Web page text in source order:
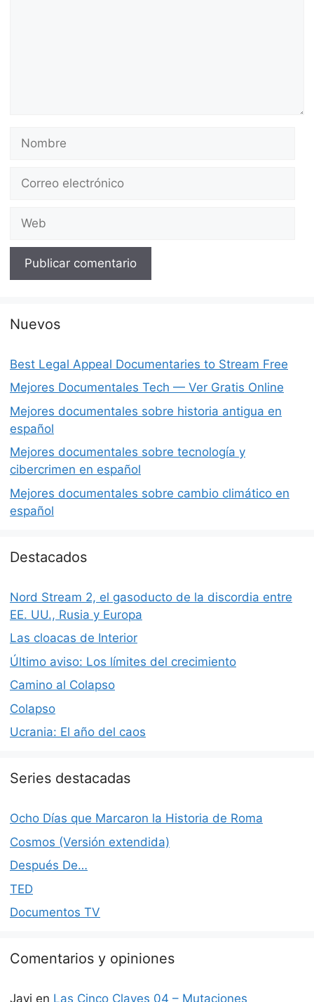
electrónico
Nuevos
Best Legal Appeal Documentaries to Stream Free
Mejores Documentales Tech — Ver Gratis Online
Mejores documentales sobre historia antigua en
español
Mejores documentales sobre tecnología y
cibercrimen en español
Mejores documentales sobre cambio climático en
español
Destacados
Nord Stream 2, el gasoducto de la discordia entre
EE. UU., Rusia y Europa
Las cloacas de Interior
Último aviso: Los límites del crecimiento
Camino al Colapso
Colapso
Ucrania: El año del caos
Series destacadas
Ocho Días que Marcaron la Historia de Roma
Cosmos (Versión extendida)
Después De…
TED
Documentos TV
Comentarios y opiniones
Javi en Las Cinco Claves 04 – Mutaciones